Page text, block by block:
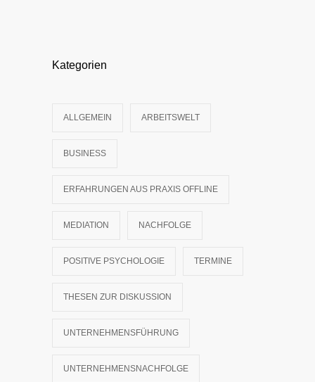
Kategorien
ALLGEMEIN ARBEITSWELT
BUSINESS
ERFAHRUNGEN AUS PRAXIS OFFLINE
MEDIATION NACHFOLGE
POSITIVE PSYCHOLOGIE TERMINE
THESEN ZUR DISKUSSION
UNTERNEHMENSFÜHRUNG
UNTERNEHMENSNACHFOLGE